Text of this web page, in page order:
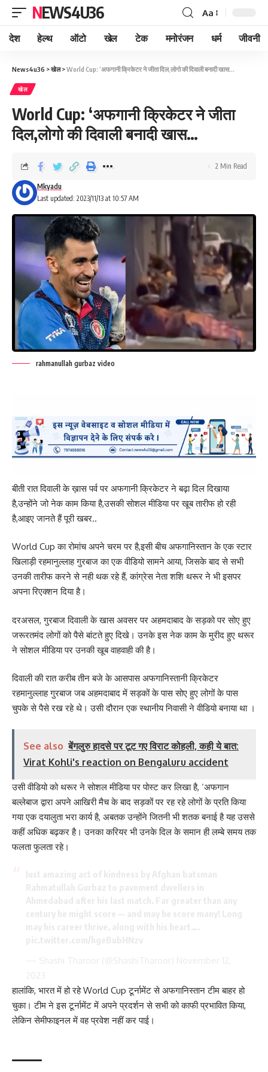
NEWS4U36 Aa
देश हेल्थ ऑटो खेल टेक मनोरंजन धर्म जीवनी
News4u36 >खेल>World Cup: ‘अफगानी क्रिकेटर ने जीता दिल,लोगो की दिवाली बनादी खास…
खेल
World Cup: ‘अफगानी क्रिकेटर ने जीता
दिल,लोगो की दिवाली बनादी खास…
Last updated: 2023/11/13 at 10:57 AM
Mkyadu
2 Min Read
rahmanullah gurbaz video
बीती रात दिवाली के ख़ास पर्व पर अफगानी क्रिकेटर ने बढ़ा दिल दिखाया
है,उन्होंने जो नेक काम किया है,उसकी सोशल मीडिया पर खूब तारीफ हो रही
है,आइए जानते हैं पूरी खबर..
World Cup का रोमांच अपने चरम पर है,इसी बीच अफगानिस्तान के एक स्टार
खिलाड़ी रहमानुल्लाह गुरबाज का एक वीडियो सामने आया, जिसके बाद से सभी
उनकी तारीफ करने से नही थक रहे हैं, कांग्रेस नेता शशि थरूर ने भी इसपर
अपना रिएक्शन दिया है।
दरअसल, गुरबाज दिवाली के खास अवसर पर अहमदाबाद के सड़को पर सोए हुए
जरूरतमंद लोगों को पैसे बांटते हुए दिखे। उनके इस नेक काम के मुरीद हुए थरूर
ने सोशल मीडिया पर उनकी खूब वाहवाही की है।
दिवाली की रात करीब तीन बजे के आसपास अफगानिस्तानी क्रिकेटर
रहमानुल्लाह गुरबाज जब अहमदाबाद में सड़कों के पास सोए हुए लोगों के पास
चुपके से पैसे रख रहे थे। उसी दौरान एक स्थानीय निवासी ने वीडियो बनाया था ।
See also बेंगलुरु हादसे पर टूट गए विराट कोहली, कही ये बात:
Virat Kohli's reaction on Bengaluru accident
उसी वीडियो को थरूर ने सोशल मीडिया पर पोस्ट कर लिखा है, ‘अफगान
बल्लेबाज द्वारा अपने आखिरी मैच के बाद सड़कों पर रह रहे लोगों के प्रति किया
गया एक दयालुता भरा कार्य है, अबतक उन्होंने जितनी भी शतक बनाई है यह उससे
कहीं अधिक बढ़कर है। उनका करियर भी उनके दिल के समान ही लम्बे समय तक
फलता फुलता रहे।
हालांकि, भारत में हो रहे World Cup टूर्नामेंट से अफगानिस्तान टीम बाहर हो
चुका। टीम ने इस टूर्नामेंट में अपने प्रदर्शन से सभी को काफी प्रभावित किया,
लेकिन सेमीफाइनल में वह प्रवेश नहीं कर पाई।